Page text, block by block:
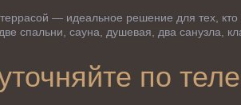
— идеальное решение для тех,
спальни, сауна, душевая, два санузла,
по